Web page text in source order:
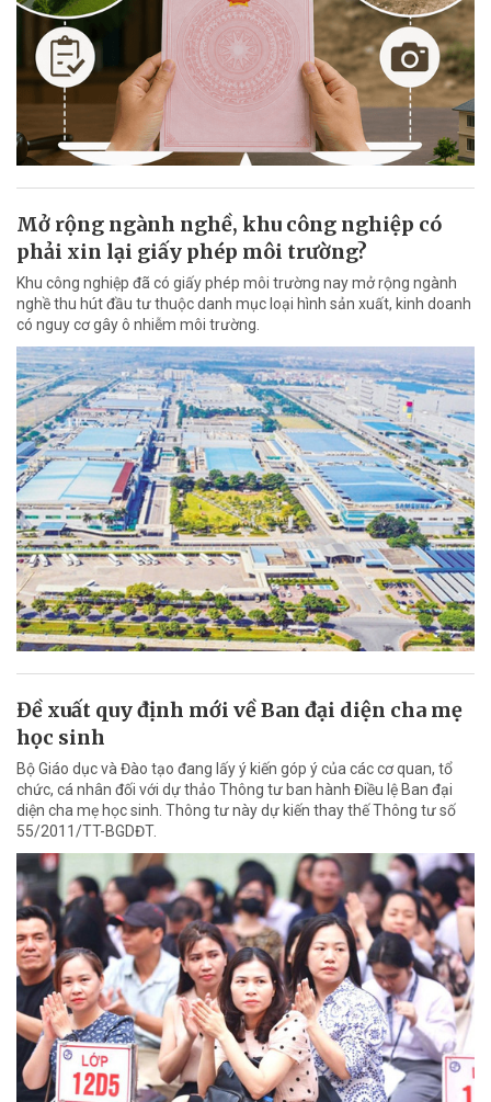
Mở rộng ngành nghề, khu công nghiệp có
phải xin lại giấy phép môi trường?
Khu công nghiệp đã có giấy phép môi trường nay mở rộng ngành
nghề thu hút đầu tư thuộc danh mục loại hình sản xuất, kinh doanh
có nguy cơ gây ô nhiễm môi trường.
Đề xuất quy định mới về Ban đại diện cha mẹ
học sinh
Bộ Giáo dục và Đào tạo đang lấy ý kiến góp ý của các cơ quan, tổ
chức, cá nhân đối với dự thảo Thông tư ban hành Điều lệ Ban đại
diện cha mẹ học sinh. Thông tư này dự kiến thay thế Thông tư số
55/2011/TT-BGDĐT.